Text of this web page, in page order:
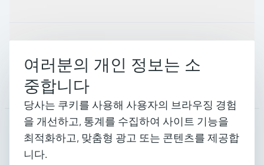
지원
회사 소개
KOR• 한국인
여러분의 개인 정보는 소
중합니다
당사는 쿠키를 사용해 사용자의 브라우징 경험
을 개선하고, 통계를 수집하여 사이트 기능을
최적화하고, 맞춤형 광고 또는 콘텐츠를 제공합
니다.